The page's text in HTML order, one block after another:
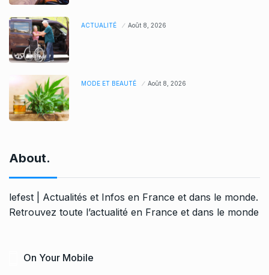
ACTUALITÉ Août 8, 2026
MODE ET BEAUTÉ Août 8, 2026
About.
lefest | Actualités et Infos en France et dans le monde.
Retrouvez toute l’actualité en France et dans le monde
On Your Mobile